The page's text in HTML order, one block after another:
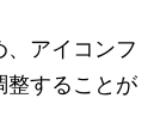
、アイコンフ
整することが